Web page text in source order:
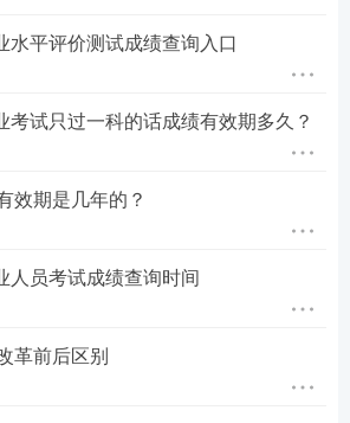
有可能遇到原题哦~
水平评价测试成绩查询入口
考试只过一科的话成绩有效期多久？
效期是几年的？
人员考试成绩查询时间
革前后区别